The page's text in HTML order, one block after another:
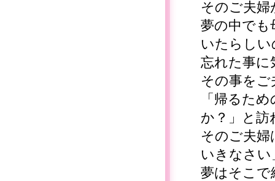
そのご夫
夢の中でも
いたらし
忘れた事に
その事をご
「帰るた
か？」と訪
そのご夫
いきなさ
夢はそこで